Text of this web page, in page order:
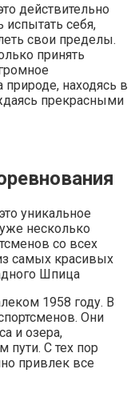
действительно
себя,
свои пределы.
принять
природе, находясь в
прекрасными
уникальное
несколько
со всех
самых красивых
Шпица
1958 году. В
Они
и озера,
пути. С тех пор
привлек все